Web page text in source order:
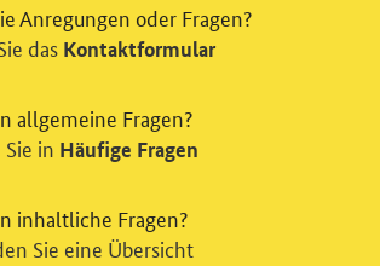
Anregungen oder Fragen?
das Kontaktformular
allgemeine Fragen?
Sie in Häufige Fragen
inhaltliche Fragen?
Sie eine Übersicht